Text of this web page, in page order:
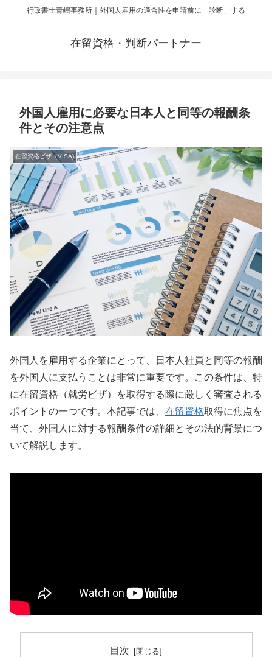
行政書士青嶋事務所｜外国人雇用の適合性を申請前に「診断」する
在留資格・判断パートナー
外国人雇用に必要な日本人と同等の報酬条
件とその注意点
在留資格ビザ（VISA)
外国人を雇用する企業にとって、日本人社員と同等の報酬
を外国人に支払うことは非常に重要です。この条件は、特
に在留資格（就労ビザ）を取得する際に厳しく審査される
ポイントの一つです。本記事では、 在留資格取得に焦点を
当て、外国人に対する報酬条件の詳細とその法的背景につ
いて解説します。
目次